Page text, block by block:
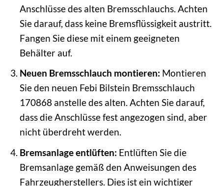
Anschlüsse des alten Bremsschlauchs. Achten
Sie darauf, dass keine Bremsflüssigkeit austritt.
Fangen Sie diese mit einem geeigneten
Behälter auf.
Neuen Bremsschlauch montieren: Montieren
Sie den neuen Febi Bilstein Bremsschlauch
170868 anstelle des alten. Achten Sie darauf,
dass die Anschlüsse fest angezogen sind, aber
nicht überdreht werden.
Bremsanlage entlüften: Entlüften Sie die
Bremsanlage gemäß den Anweisungen des
Fahrzeugherstellers. Dies ist ein wichtiger